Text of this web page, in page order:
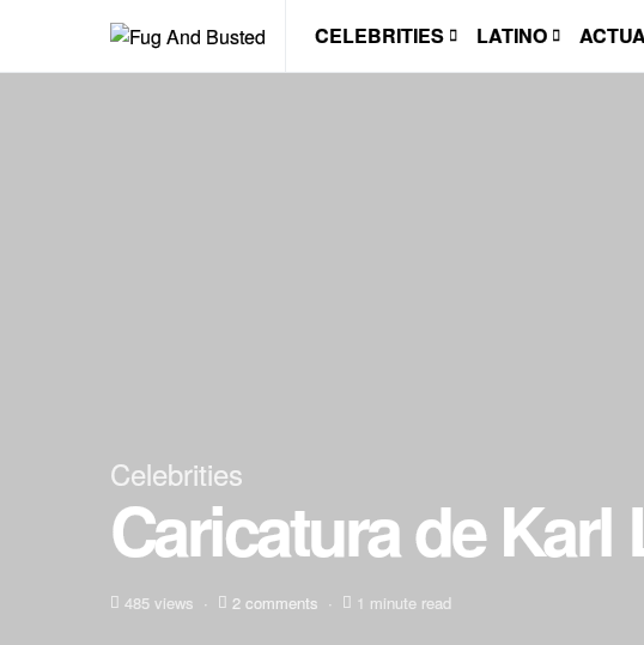
CELEBRITIES LATINO
Celebrities
Caricatura de Karl
485 views 2 comments 1 minute read